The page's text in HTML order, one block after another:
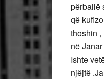
përballë
që
thoshin
në
Ishte
njëjtë